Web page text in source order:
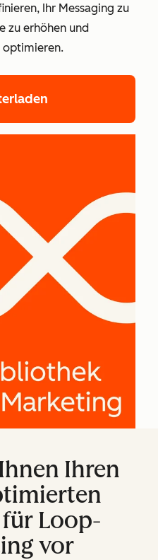
Ihr Messaging zu
zu erhöhen und
optimieren.
Ihren
Loop-
vor